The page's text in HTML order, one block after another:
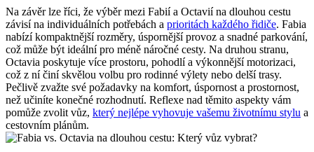
Na závěr lze říci, že výběr mezi Fabií a Octavií na dlouhou cestu
závisí na individuálních potřebách a prioritách každého řidiče. Fabia
nabízí kompaktnější rozměry, úspornější provoz a snadné parkování,
což může být ideální pro méně náročné cesty. Na druhou stranu,
Octavia poskytuje více prostoru, pohodlí a výkonnější motorizaci,
což z ní činí skvělou volbu pro rodinné výlety nebo delší trasy.
Pečlivě zvažte své požadavky na komfort, úspornost a prostornost,
než učiníte konečné rozhodnutí. Reflexe nad těmito aspekty vám
pomůže zvolit vůz, který nejlépe vyhovuje vašemu životnímu stylu a
cestovním plánům.